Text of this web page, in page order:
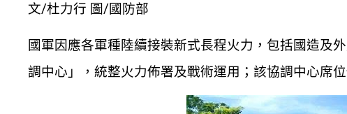
文/杜力行 圖/國防部
國軍因應各軍種陸續接裝新式長程火力，包括國造及
調中心」，統整火力佈署及戰術運用；該協調中心席